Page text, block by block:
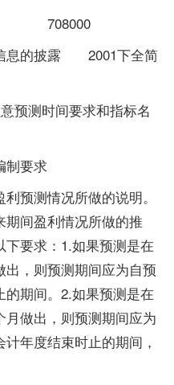
息的披露 2001下全简
测时间要求和指标名
要求
预测情况所做的说明。
间盈利情况所做的推
要求：1.如果预测是在
，则预测期间应为自预
期间。2.如果预测是在
做出，则预测期间应为
年度结束时止的期间，